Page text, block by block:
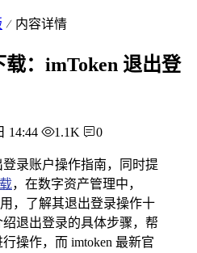
内容详情
：imToken 退出登
14:44 1.1K 0
登录账户操作指南，同时提
，在数字资产管理中，
，了解其退出登录操作十
退出登录的具体步骤，帮
操作，而 imtoken 最新官